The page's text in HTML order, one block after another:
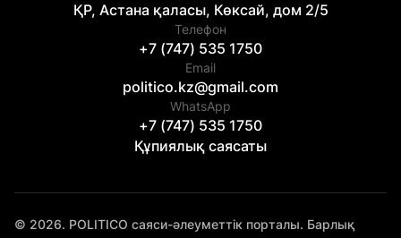
ҚР, Астана қаласы, Көксай, дом 2/5
Телефон
+7 (747) 535 1750
Email
politico.kz@gmail.com
WhatsApp
+7 (747) 535 1750
Құпиялық саясаты
© 2026. POLITICO саяси-әлеуметтік порталы. Барлық